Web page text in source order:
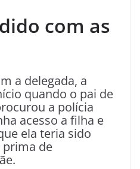
com as
a delegada, a
quando o pai de
a polícia
acesso a filha e
ela teria sido
prima de